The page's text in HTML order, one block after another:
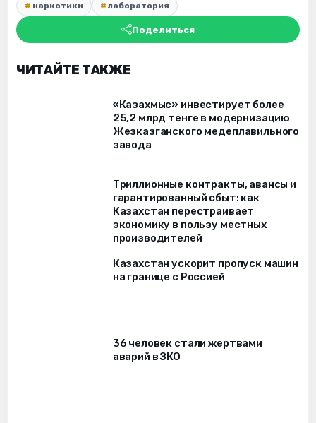
наркотики лаборатория
Поделиться
ЧИТАЙТЕ ТАКЖЕ
«Казахмыс» инвестирует более
25,2 млрд тенге в модернизацию
Жезказганского медеплавильного
завода
Триллионные контракты, авансы и
гарантированный сбыт: как
Казахстан перестраивает
экономику в пользу местных
производителей
Казахстан ускорит пропуск машин
на границе с Россией
36 человек стали жертвами
аварий в ЗКО